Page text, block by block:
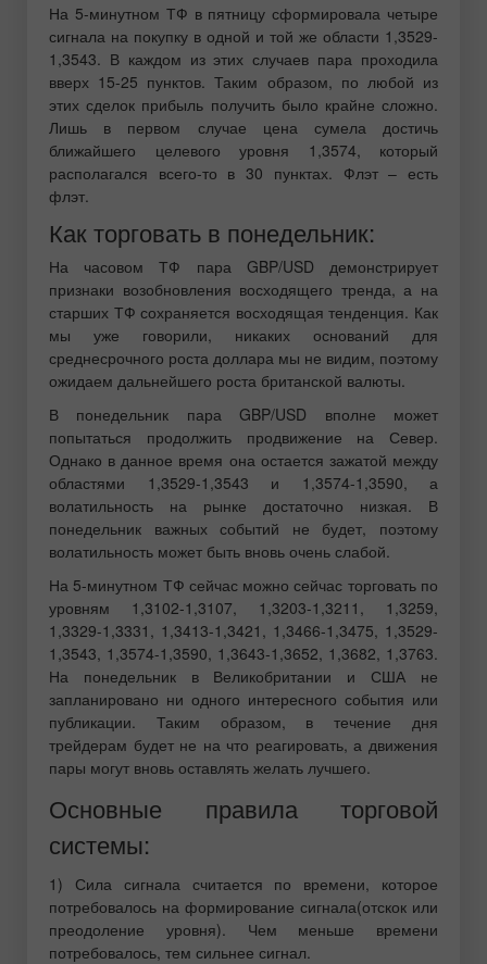
На 5-минутном ТФ в пятницу сформировала четыре
сигнала на покупку в одной и той же области 1,3529-
1,3543. В каждом из этих случаев пара проходила
вверх 15-25 пунктов. Таким образом, по любой из
этих сделок прибыль получить было крайне сложно.
Лишь в первом случае цена сумела достичь
ближайшего целевого уровня 1,3574, который
располагался всего-то в 30 пунктах. Флэт – есть
флэт.
Как торговать в понедельник:
На часовом ТФ пара GBP/USD демонстрирует
признаки возобновления восходящего тренда, а на
старших ТФ сохраняется восходящая тенденция. Как
мы уже говорили, никаких оснований для
среднесрочного роста доллара мы не видим, поэтому
ожидаем дальнейшего роста британской валюты.
В понедельник пара GBP/USD вполне может
попытаться продолжить продвижение на Север.
Однако в данное время она остается зажатой между
областями 1,3529-1,3543 и 1,3574-1,3590, а
волатильность на рынке достаточно низкая. В
понедельник важных событий не будет, поэтому
волатильность может быть вновь очень слабой.
На 5-минутном ТФ сейчас можно сейчас торговать по
уровням 1,3102-1,3107, 1,3203-1,3211, 1,3259,
1,3329-1,3331, 1,3413-1,3421, 1,3466-1,3475, 1,3529-
1,3543, 1,3574-1,3590, 1,3643-1,3652, 1,3682, 1,3763.
На понедельник в Великобритании и США не
запланировано ни одного интересного события или
публикации. Таким образом, в течение дня
трейдерам будет не на что реагировать, а движения
пары могут вновь оставлять желать лучшего.
Основные правила торговой
системы:
1) Сила сигнала считается по времени, которое
потребовалось на формирование сигнала(отскок или
преодоление уровня). Чем меньше времени
потребовалось, тем сильнее сигнал.